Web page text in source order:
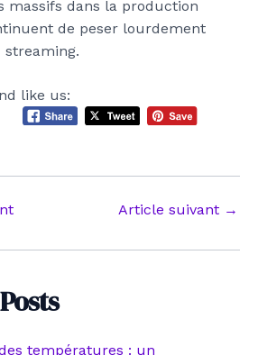
massifs dans la production
de peser lourdement
like us:
Article suivant →